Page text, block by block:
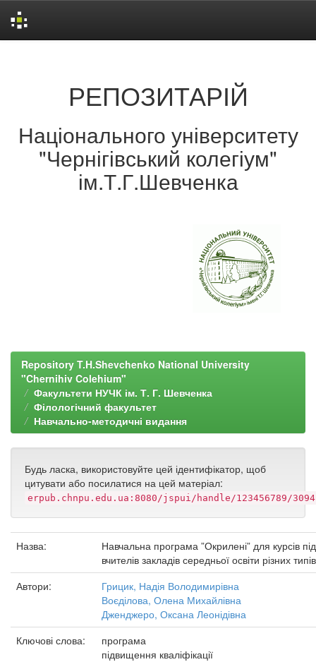
РЕПОЗИТАРІЙ
Національного університету
"Чернігівський колегіум"
ім.Т.Г.Шевченка
Repository T.H.Shevchenko National University
"Chernihiv Colehium"
Факультети НУЧК ім. Т. Г. Шевченка
Філологічний факультет
Навчально-методичні видання
Будь ласка, використовуйте цей ідентифікатор, щоб
цитувати або посилатися на цей матеріал:
erpub.chnpu.edu.ua:8080/jspui/handle/123456789/3094
Назва:
Навчальна програма ”Окрилені” для курсів
вчителів закладів середньої освіти різних
Автори:
Грицик, Надія Володимирівна
Воєділова, Олена Михайлівна
Дженджеро, Оксана Леонідівна
Ключові слова:
програма
підвищення кваліфікації